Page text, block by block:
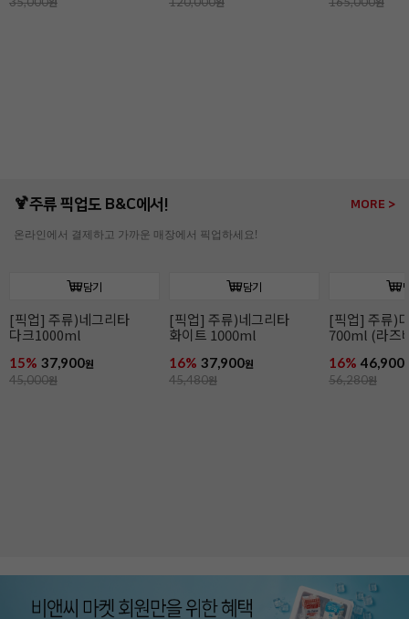
🍹주류 픽업도 B&C에서! MORE >
온라인에서 결제하고 가까운 매장에서 픽업하세요!
담기
[픽업] 주류)디종 산딸기
700ml (라즈베리)
16% 46,900원
56,280원
담기
[픽업] 주류)꼬인트루
(코인트로) 700ml
16% 41,900원
49,900원
[픽업] 주류)
1000ml
16% 86,900
104,280원